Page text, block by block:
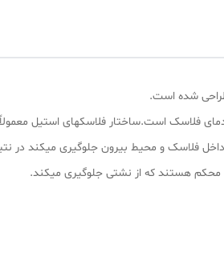
شده است.
فلاسک است.ساختار فلاسکهای استیل
داخل فلاسک و محیط بیرون جلوگیری میکند
محکم هستند که از نشتی جلوگیری میکند.